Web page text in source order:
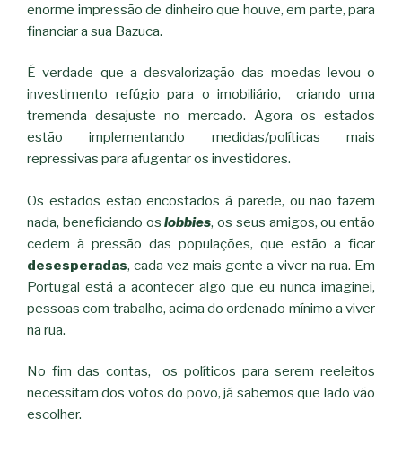
enorme impressão de dinheiro que houve, em parte, para
financiar a sua Bazuca.
É verdade que a desvalorização das moedas levou o
investimento refúgio para o imobiliário, criando uma
tremenda desajuste no mercado. Agora os estados
estão implementando medidas/políticas mais
repressivas para afugentar os investidores.
Os estados estão encostados à parede, ou não fazem
nada, beneficiando oslobbies, os seus amigos, ou então
cedem à pressão das populações, que estão a ficar
desesperadas, cada vez mais gente a viver na rua. Em
Portugal está a acontecer algo que eu nunca imaginei,
pessoas com trabalho, acima do ordenado mínimo a viver
na rua.
No fim das contas, os políticos para serem reeleitos
necessitam dos votos do povo, já sabemos que lado vão
escolher.